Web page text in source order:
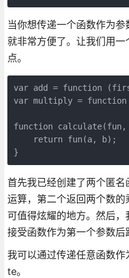
当你想传递一个函数作为
就非常方便了。让我们用
点。
var add = function
var multiply =
function
    return fun(a, b);
}
首先我已经创建了两个匿
运算，第二个返回两个数
可值得炫耀的地方。然后
接受函数作为第一个参数后
我可以通过传递任意函数
te。